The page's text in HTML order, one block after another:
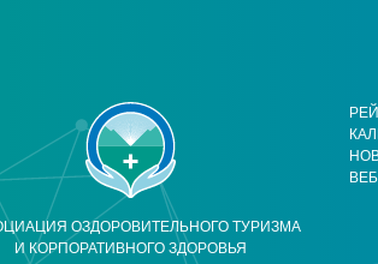
ОЗДОРОВИТЕЛЬНОГО ТУРИЗМА
И КОРПОРАТИВНОГО ЗДОРОВЬЯ